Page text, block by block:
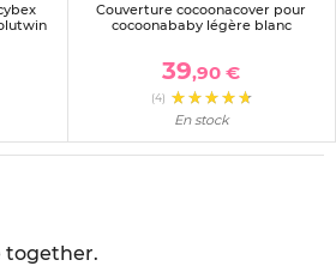
Couverture cocoonacover pour
cocoonababy légère blanc
39,90 €
(4)
En stock
together.